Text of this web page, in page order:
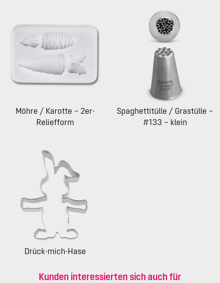
Möhre / Karotte – 2er-
Reliefform
Spaghettitülle / Grastülle –
#133 – klein
Drück-mich-Hase
Kunden interessierten sich auch für